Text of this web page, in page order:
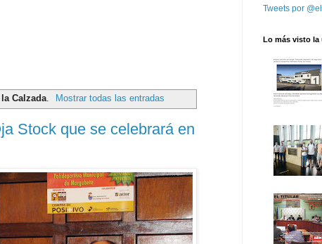
Calzada. Mostrar todas las entradas
Stock que se celebrará en
Tweets por
Lo más visto la